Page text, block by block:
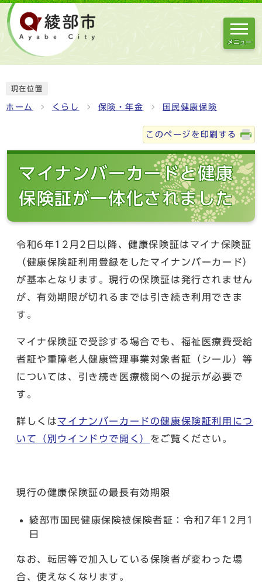
メニュー
現在位置
ホーム くらし 保険・年金 国民健康保険
このページを印刷する
マイナンバーカードと健康
保険証が一体化されました
令和6年12月2日以降、健康保険証はマイナ保険証
（健康保険証利用登録をしたマイナンバーカード）
が基本となります。現行の保険証は発行されません
が、有効期限が切れるまでは引き続き利用できま
す。
マイナ保険証で受診する場合でも、福祉医療費受給
者証や重障老人健康管理事業対象者証（シール）等
については、引き続き医療機関への提示が必要で
す。
詳しくはマイナンバーカードの健康保険証利用につ
いて
（別ウインドウで開く） をご覧ください。
現行の健康保険証の最長有効期限
綾部市国民健康保険被保険者証：令和7年12月1
日
なお、転居等で加入している保険者が変わった場
合、使えなくなります。